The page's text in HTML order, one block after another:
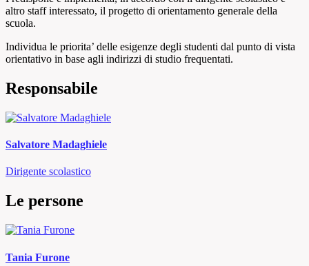
altro staff interessato, il progetto di orientamento generale della
scuola.
Individua le priorita’ delle esigenze degli studenti dal punto di vista
orientativo in base agli indirizzi di studio frequentati.
Responsabile
Salvatore Madaghiele
Dirigente scolastico
Le persone
Tania Furone